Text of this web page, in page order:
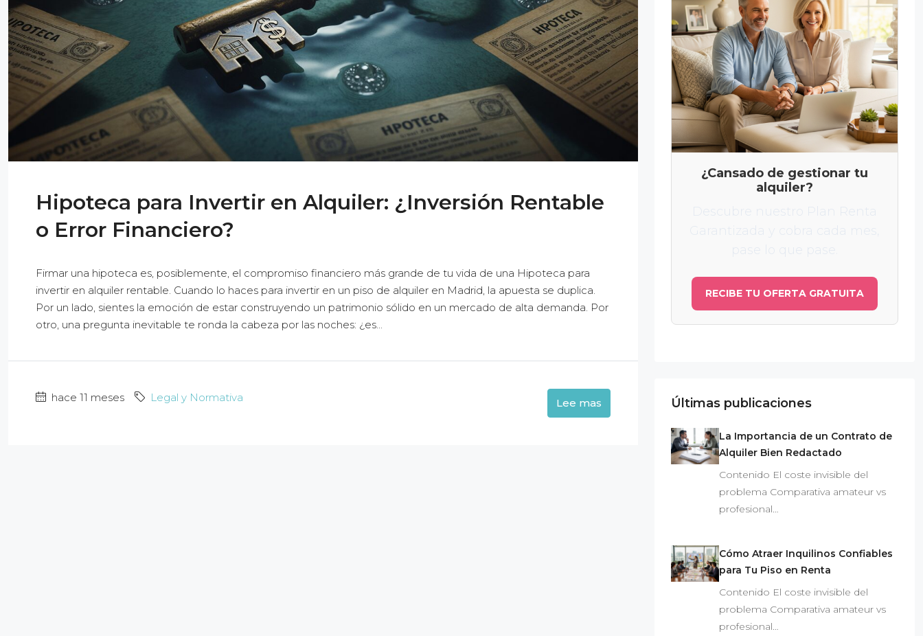
Hipoteca para Invertir en Alquiler: ¿Inversión Rentable
o Error Financiero?
Firmar una hipoteca es, posiblemente, el compromiso financiero más grande de tu vida de una Hipoteca para
invertir en alquiler rentable. Cuando lo haces para invertir en un piso de alquiler en Madrid, la apuesta se duplica.
Por un lado, sientes la emoción de estar construyendo un patrimonio sólido en un mercado de alta demanda. Por
otro, una pregunta inevitable te ronda la cabeza por las noches: ¿es...
hace 11 meses Legal y Normativa Lee mas
¿Cansado de gestionar tu
alquiler?
RECIBE TU OFERTA GRATUITA
Últimas publicaciones
La Importancia de un Contrato de
Alquiler Bien Redactado
Contenido El coste invisible del
problema Comparativa amateur vs
profesional…
Cómo Atraer Inquilinos Confiables
para Tu Piso en Renta
Contenido El coste invisible del
problema Comparativa amateur vs
profesional…